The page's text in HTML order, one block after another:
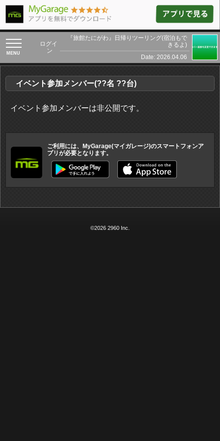
toggle
navigation
ログイ
ン
『旅館たにがわ』日帰りツーリング(宿泊もで
きるよ)
Date: 2026.04.06
イベント参加メンバー(??名 ??台)
イベント参加メンバーは非公開です。
ご利用には、MyGarage(マイガレージ)のスマートフォンア
プリが必要となります。
©2026 2960 Inc.